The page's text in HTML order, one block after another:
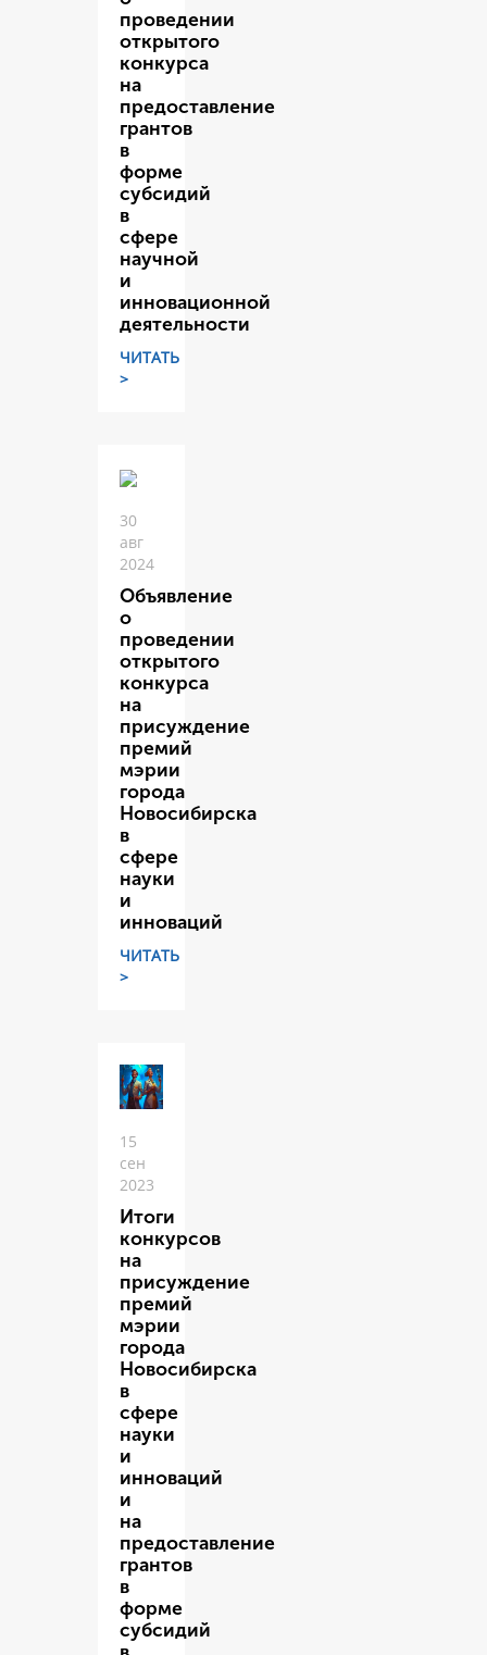
проведении
открытого
конкурса
на
предоставление
грантов
в
форме
субсидий
в
сфере
научной
и
инновационной
деятельности
ЧИТАТЬ
>
30
авг
2024
Объявление
о
проведении
открытого
конкурса
на
присуждение
премий
мэрии
города
Новосибирска
в
сфере
науки
и
инноваций
ЧИТАТЬ
>
15
сен
2023
Итоги
конкурсов
на
присуждение
премий
мэрии
города
Новосибирска
в
сфере
науки
и
инноваций
и
на
предоставление
грантов
в
форме
субсидий